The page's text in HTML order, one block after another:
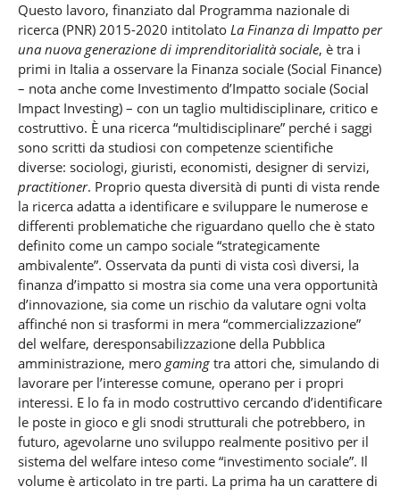
Questo lavoro, finanziato dal Programma nazionale di
ricerca (PNR) 2015-2020 intitolato La Finanza di Impatto per
una nuova generazione di imprenditorialità sociale, è tra i
primi in Italia a osservare la Finanza sociale (Social Finance)
– nota anche come Investimento d’Impatto sociale (Social
Impact Investing) – con un taglio multidisciplinare, critico e
costruttivo. È una ricerca “multidisciplinare” perché i saggi
sono scritti da studiosi con competenze scientifiche
diverse: sociologi, giuristi, economisti, designer di servizi,
practitioner. Proprio questa diversità di punti di vista rende
la ricerca adatta a identificare e sviluppare le numerose e
differenti problematiche che riguardano quello che è stato
definito come un campo sociale “strategicamente
ambivalente”. Osservata da punti di vista così diversi, la
finanza d’impatto si mostra sia come una vera opportunità
d’innovazione, sia come un rischio da valutare ogni volta
affinché non si trasformi in mera “commercializzazione”
del welfare, deresponsabilizzazione della Pubblica
amministrazione, mero gamingtra attori che, simulando di
lavorare per l’interesse comune, operano per i propri
interessi. E lo fa in modo costruttivo cercando d’identificare
le poste in gioco e gli snodi strutturali che potrebbero, in
futuro, agevolarne uno sviluppo realmente positivo per il
sistema del welfare inteso come “investimento sociale”. Il
volume è articolato in tre parti. La prima ha un carattere di